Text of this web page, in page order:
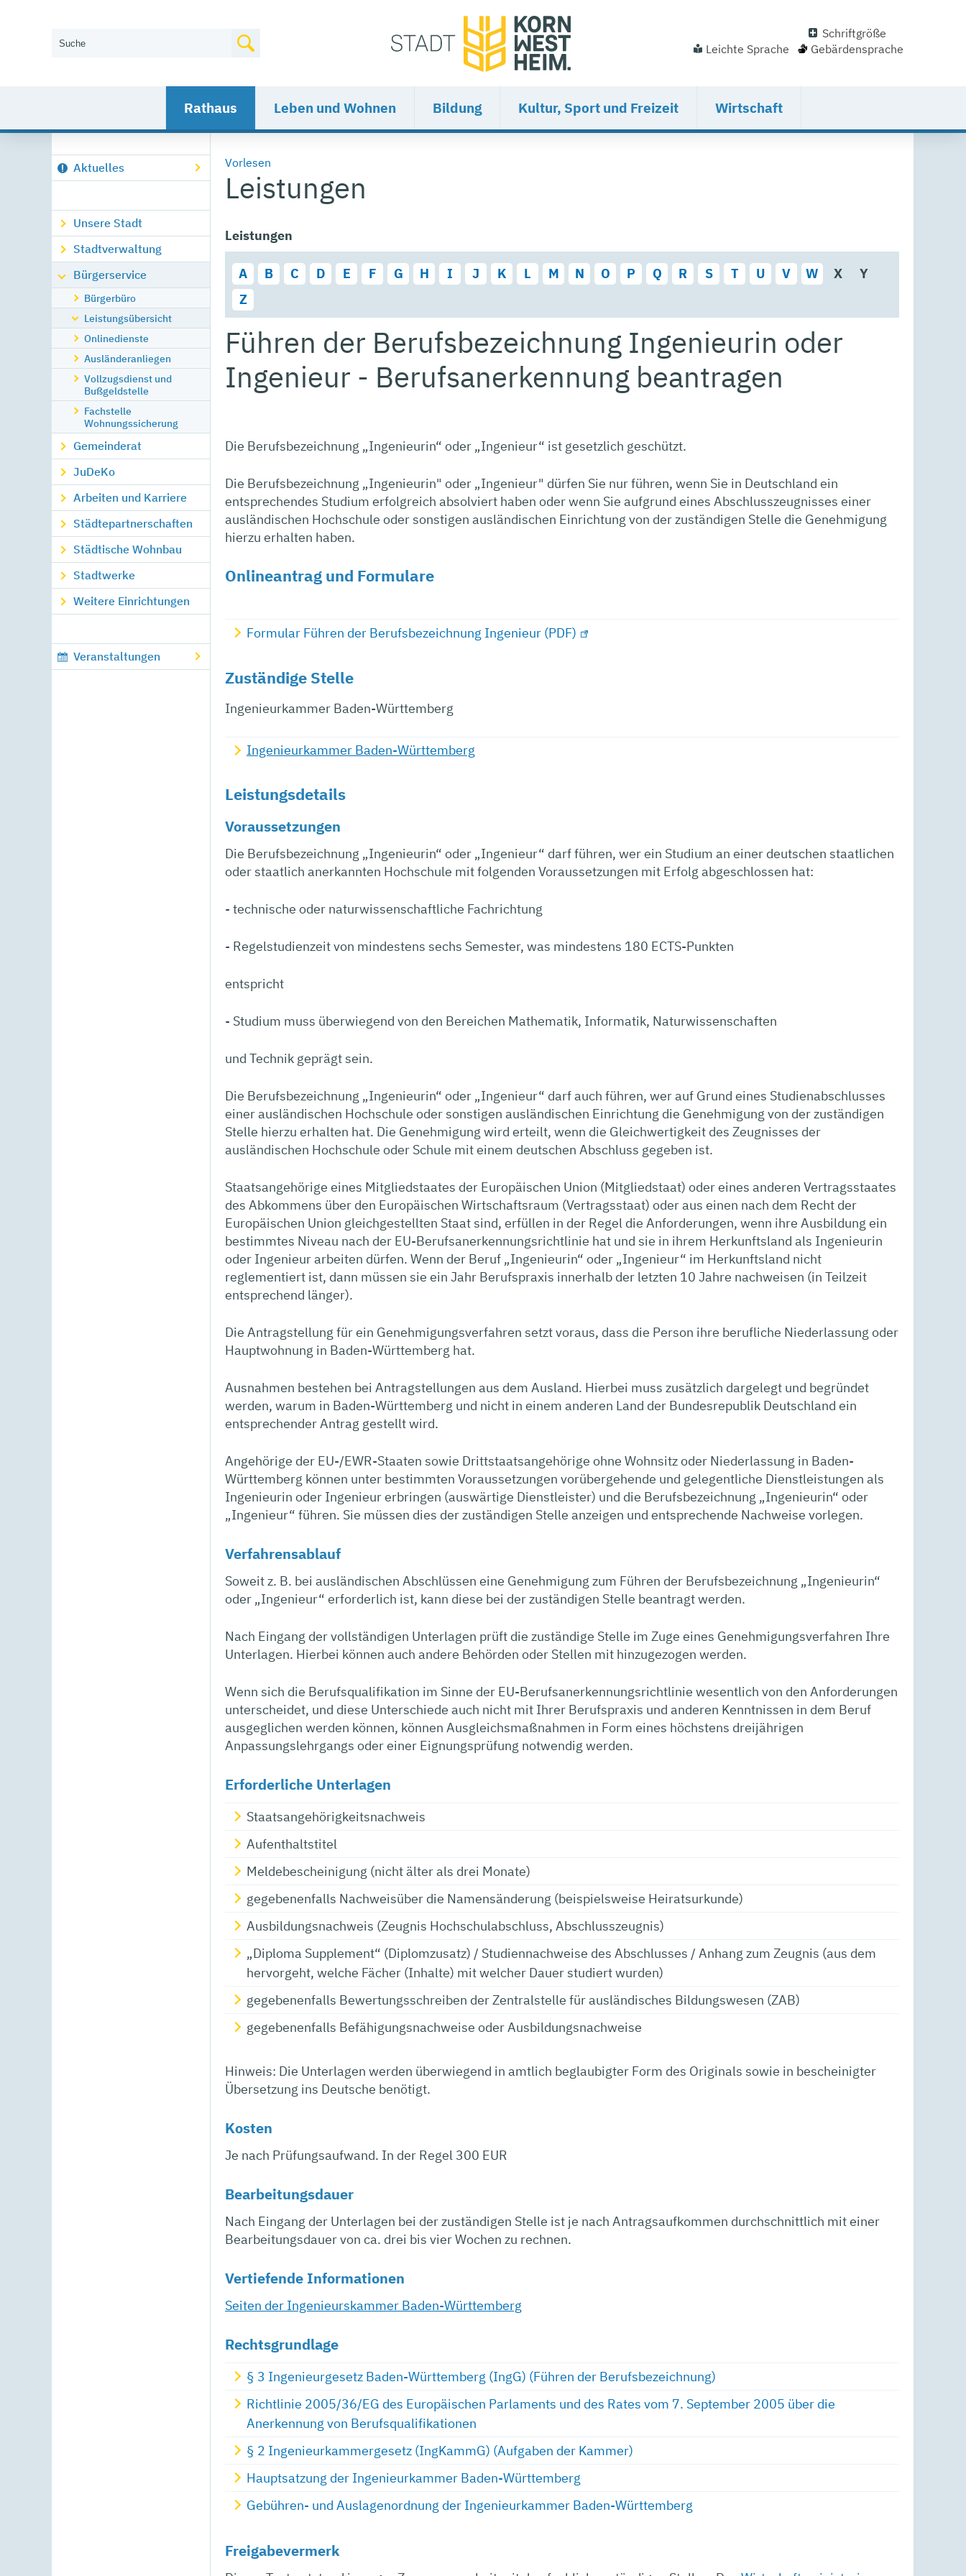
Schriftgröße
Leichte Sprache
Gebärdensprache
Rathaus Leben und Wohnen Bildung Kultur, Sport und Freizeit Wirtschaft
Aktuelles
Unsere Stadt
Stadtverwaltung
Bürgerservice
Bürgerbüro
Leistungsübersicht
Onlinedienste
Ausländeranliegen
Vollzugsdienst und
Bußgeldstelle
Fachstelle
Wohnungssicherung
Gemeinderat
JuDeKo
Arbeiten und Karriere
Städtepartnerschaften
Städtische Wohnbau
Stadtwerke
Weitere Einrichtungen
Veranstaltungen
Vorlesen
Leistungen
Leistungen
A B C D E F G H I J K L M N O P Q R S T U V W X
Y
Z
Führen der Berufsbezeichnung Ingenieurin oder
Ingenieur - Berufsanerkennung beantragen
Die Berufsbezeichnung „Ingenieurin“ oder „Ingenieur“ ist gesetzlich geschützt.
Die Berufsbezeichnung „Ingenieurin" oder „Ingenieur" dürfen Sie nur führen, wenn Sie in Deutschland ein
entsprechendes Studium erfolgreich absolviert haben oder wenn Sie aufgrund eines Abschlusszeugnisses einer
ausländischen Hochschule oder sonstigen ausländischen Einrichtung von der zuständigen Stelle die Genehmigung
hierzu erhalten haben.
Onlineantrag und Formulare
Formular Führen der Berufsbezeichnung Ingenieur (PDF)
Zuständige Stelle
Ingenieurkammer Baden-Württemberg
Ingenieurkammer Baden-Württemberg
Leistungsdetails
Voraussetzungen
Die Berufsbezeichnung „Ingenieurin“ oder „Ingenieur“ darf führen, wer ein Studium an einer deutschen staatlichen
oder staatlich anerkannten Hochschule mit folgenden Voraussetzungen mit Erfolg abgeschlossen hat:
- technische oder naturwissenschaftliche Fachrichtung
- Regelstudienzeit von mindestens sechs Semester, was mindestens 180 ECTS-Punkten
entspricht
- Studium muss überwiegend von den Bereichen Mathematik, Informatik, Naturwissenschaften
und Technik geprägt sein.
Die Berufsbezeichnung „Ingenieurin“ oder „Ingenieur“ darf auch führen, wer auf Grund eines Studienabschlusses
einer ausländischen Hochschule oder sonstigen ausländischen Einrichtung die Genehmigung von der zuständigen
Stelle hierzu erhalten hat. Die Genehmigung wird erteilt, wenn die Gleichwertigkeit des Zeugnisses der
ausländischen Hochschule oder Schule mit einem deutschen Abschluss gegeben ist.
Staatsangehörige eines Mitgliedstaates der Europäischen Union (Mitgliedstaat) oder eines anderen Vertragsstaates
des Abkommens über den Europäischen Wirtschaftsraum (Vertragsstaat) oder aus einen nach dem Recht der
Europäischen Union gleichgestellten Staat sind, erfüllen in der Regel die Anforderungen, wenn ihre Ausbildung ein
bestimmtes Niveau nach der EU-Berufsanerkennungsrichtlinie hat und sie in ihrem Herkunftsland als Ingenieurin
oder Ingenieur arbeiten dürfen. Wenn der Beruf „Ingenieurin“ oder „Ingenieur“ im Herkunftsland nicht
reglementiert ist, dann müssen sie ein Jahr Berufspraxis innerhalb der letzten 10 Jahre nachweisen (in Teilzeit
entsprechend länger).
Die Antragstellung für ein Genehmigungsverfahren setzt voraus, dass die Person ihre berufliche Niederlassung oder
Hauptwohnung in Baden-Württemberg hat.
Ausnahmen bestehen bei Antragstellungen aus dem Ausland. Hierbei muss zusätzlich dargelegt und begründet
werden, warum in Baden-Württemberg und nicht in einem anderen Land der Bundesrepublik Deutschland ein
entsprechender Antrag gestellt wird.
Angehörige der EU-/EWR-Staaten sowie Drittstaatsangehörige ohne Wohnsitz oder Niederlassung in Baden-
Württemberg können unter bestimmten Voraussetzungen vorübergehende und gelegentliche Dienstleistungen als
Ingenieurin oder Ingenieur erbringen (auswärtige Dienstleister) und die Berufsbezeichnung „Ingenieurin“ oder
„Ingenieur“ führen. Sie müssen dies der zuständigen Stelle anzeigen und entsprechende Nachweise vorlegen.
Verfahrensablauf
Soweit z. B. bei ausländischen Abschlüssen eine Genehmigung zum Führen der Berufsbezeichnung „Ingenieurin“
oder „Ingenieur“ erforderlich ist, kann diese bei der zuständigen Stelle beantragt werden.
Nach Eingang der vollständigen Unterlagen prüft die zuständige Stelle im Zuge eines Genehmigungsverfahren Ihre
Unterlagen. Hierbei können auch andere Behörden oder Stellen mit hinzugezogen werden.
Wenn sich die Berufsqualifikation im Sinne der EU-Berufsanerkennungsrichtlinie wesentlich von den Anforderungen
unterscheidet, und diese Unterschiede auch nicht mit Ihrer Berufspraxis und anderen Kenntnissen in dem Beruf
ausgeglichen werden können, können Ausgleichsmaßnahmen in Form eines höchstens dreijährigen
Anpassungslehrgangs oder einer Eignungsprüfung notwendig werden.
Erforderliche Unterlagen
Staatsangehörigkeitsnachweis
Aufenthaltstitel
Meldebescheinigung (nicht älter als drei Monate)
gegebenenfalls Nachweisüber die Namensänderung (beispielsweise Heiratsurkunde)
Ausbildungsnachweis (Zeugnis Hochschulabschluss, Abschlusszeugnis)
„Diploma Supplement“ (Diplomzusatz) / Studiennachweise des Abschlusses / Anhang zum Zeugnis (aus dem
hervorgeht, welche Fächer (Inhalte) mit welcher Dauer studiert wurden)
gegebenenfalls Bewertungsschreiben der Zentralstelle für ausländisches Bildungswesen (ZAB)
gegebenenfalls Befähigungsnachweise oder Ausbildungsnachweise
Hinweis: Die Unterlagen werden überwiegend in amtlich beglaubigter Form des Originals sowie in bescheinigter
Übersetzung ins Deutsche benötigt.
Kosten
Je nach Prüfungsaufwand. In der Regel 300 EUR
Bearbeitungsdauer
Nach Eingang der Unterlagen bei der zuständigen Stelle ist je nach Antragsaufkommen durchschnittlich mit einer
Bearbeitungsdauer von ca. drei bis vier Wochen zu rechnen.
Vertiefende Informationen
Seiten der Ingenieurskammer Baden-Württemberg
Rechtsgrundlage
§ 3 Ingenieurgesetz Baden-Württemberg (IngG) (Führen der Berufsbezeichnung)
Richtlinie 2005/36/EG des Europäischen Parlaments und des Rates vom 7. September 2005 über die
Anerkennung von Berufsqualifikationen
§ 2 Ingenieurkammergesetz (IngKammG) (Aufgaben der Kammer)
Hauptsatzung der Ingenieurkammer Baden-Württemberg
Gebühren- und Auslagenordnung der Ingenieurkammer Baden-Württemberg
Freigabevermerk